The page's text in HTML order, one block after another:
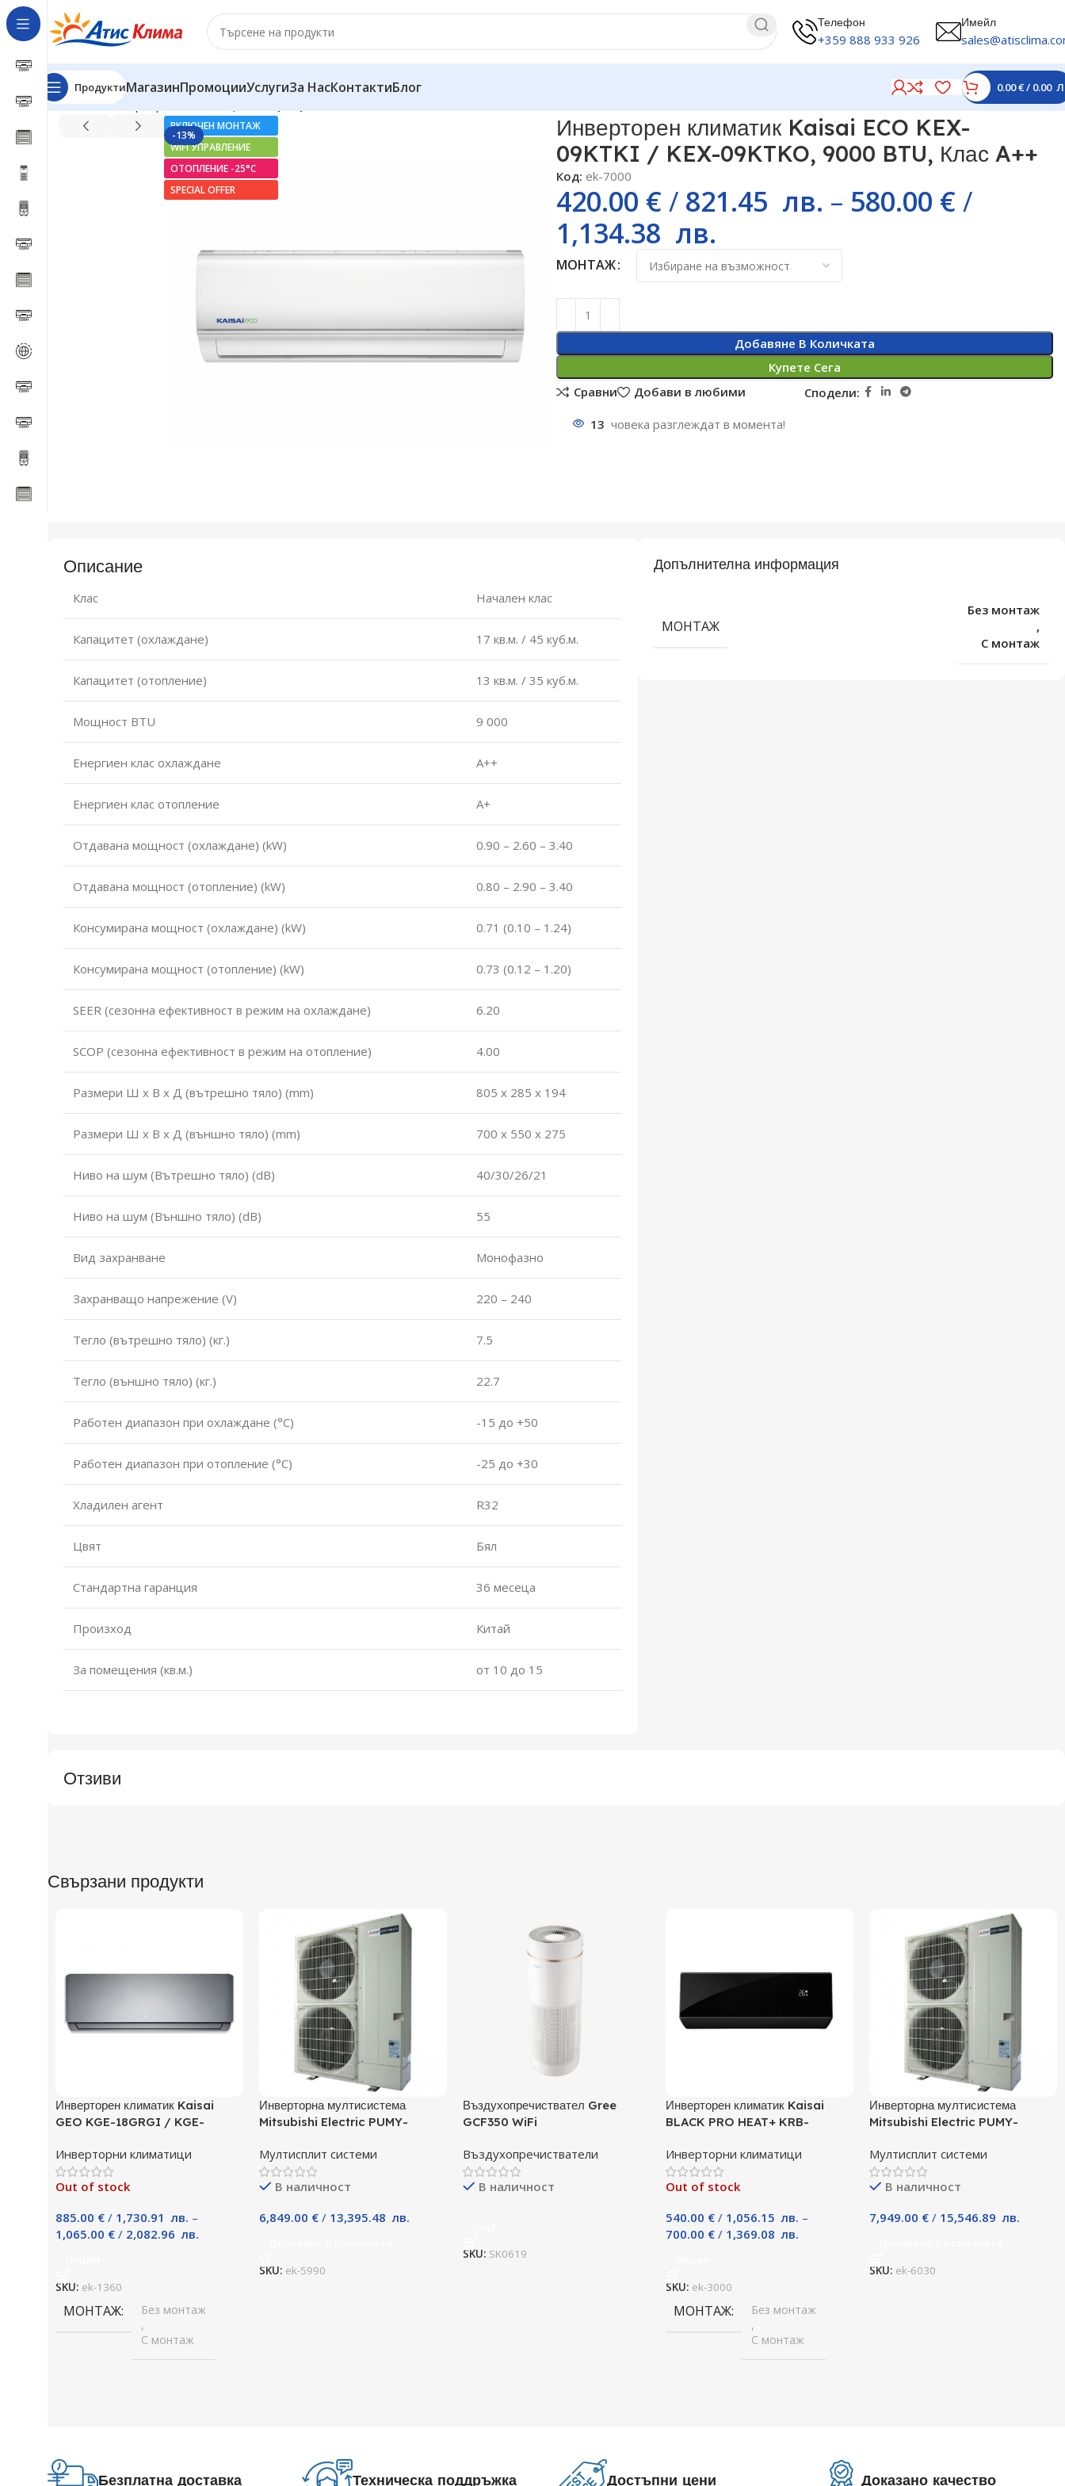
Телефон
+359 888 933 926
Имейл
ПродуктиМагазинПромоцииУслугиЗа НасКонтактиБлог 0.00€/ 0.00
Начало Инверторни климатици
ВКЛЮЧЕН МОНТАЖ
WIFI УПРАВЛЕНИЕ
ОТОПЛЕНИЕ -25°С
SPECIAL OFFER
-13%
Инверторен климатик Kaisai ECO KEX-
09KTKI / KEX-09KTKO, 9000 BTU, Клас A++
Код: ek-7000
420.00 €/ 821.45 лв. – 580.00 €/
1,134.38 лв.
МОНТАЖ
Добавяне В Количката
Купете Сега
Сравни
Добави в любими Сподели:
13 човека разглеждат в момента!
Описание
Клас Начален клас
Капацитет (охлаждане) 17 кв.м. / 45 куб.м.
Капацитет (отопление) 13 кв.м. / 35 куб.м.
Мощност BTU 9 000
Енергиен клас охлаждане А++
Енергиен клас отопление А+
Отдавана мощност (охлаждане) (kW) 0.90 – 2.60 – 3.40
Отдавана мощност (отопление) (kW) 0.80 – 2.90 – 3.40
Консумирана мощност (охлаждане) (kW) 0.71 (0.10 – 1.24)
Консумирана мощност (отопление) (kW) 0.73 (0.12 – 1.20)
SEER (сезонна ефективност в режим на охлаждане) 6.20
SCOP (сезонна ефективност в режим на отопление) 4.00
Размери Ш х В х Д (вътрешно тяло) (mm) 805 x 285 x 194
Размери Ш х В х Д (външно тяло) (mm) 700 x 550 x 275
Ниво на шум (Вътрешно тяло) (dB) 40/30/26/21
Ниво на шум (Външно тяло) (dB) 55
Вид захранване Монофазно
Захранващо напрежение (V) 220 – 240
Тегло (вътрешно тяло) (кг.) 7.5
Тегло (външно тяло) (кг.) 22.7
Работен диапазон при охлаждане (°С) -15 до +50
Работен диапазон при отопление (°С) -25 до +30
Хладилен агент R32
Цвят Бял
Стандартна гаранция 36 месеца
Произход Китай
За помещения (кв.м.) от 10 до 15
Допълнителна информация
МОНТАЖ
Без монтаж
,
С монтаж
Отзиви
Свързани продукти
Инверторен климатик Kaisai
GEO KGE-18GRGI / KGE-
Инверторни климатици
Out of stock
885.00 € / 1,730.91 лв. –
1,065.00 € / 2,082.96 лв.
SKU: ek-1360
МОНТАЖ
Без монтаж
,
С монтаж
Инверторна мултисистема
Mitsubishi Electric PUMY-
Мултисплит системи
В наличност
6,849.00 €/ 13,395.48 лв.
SKU: ek-5990
Въздухопречиствател Gree
GCF350 WiFi
Въздухопречистватели
В наличност
SKU: SK0619
Инверторен климатик Kaisai
BLACK PRO HEAT+ KRB-
BTU, Клас A+++
Инверторни климатици
Out of stock
540.00 € / 1,056.15 лв. –
700.00 € / 1,369.08 лв.
SKU: ek-3000
МОНТАЖ
Без монтаж
,
С монтаж
Инверторна мултисистема
Mitsubishi Electric PUMY-
Мултисплит системи
В наличност
7,949.00 € / 15,546.89 лв.
SKU: ek-6030
Безплатна доставка Техническа поддръжка Достъпни цени Доказано качество